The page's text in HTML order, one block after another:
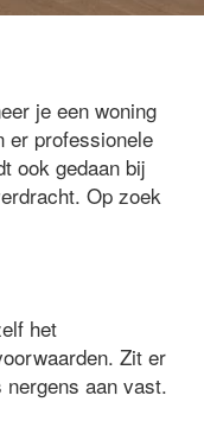
je een woning
er professionele
ook gedaan bij
Op zoek
het
Zit er
aan vast.